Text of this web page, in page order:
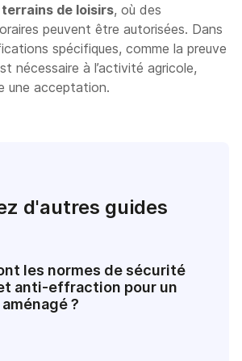
terrains de loisirs, où des
peuvent être autorisées. Dans
spécifiques, comme la preuve
nécessaire à l’activité agricole,
une acceptation.
d'autres guides
les normes de sécurité
anti-effraction pour un
?